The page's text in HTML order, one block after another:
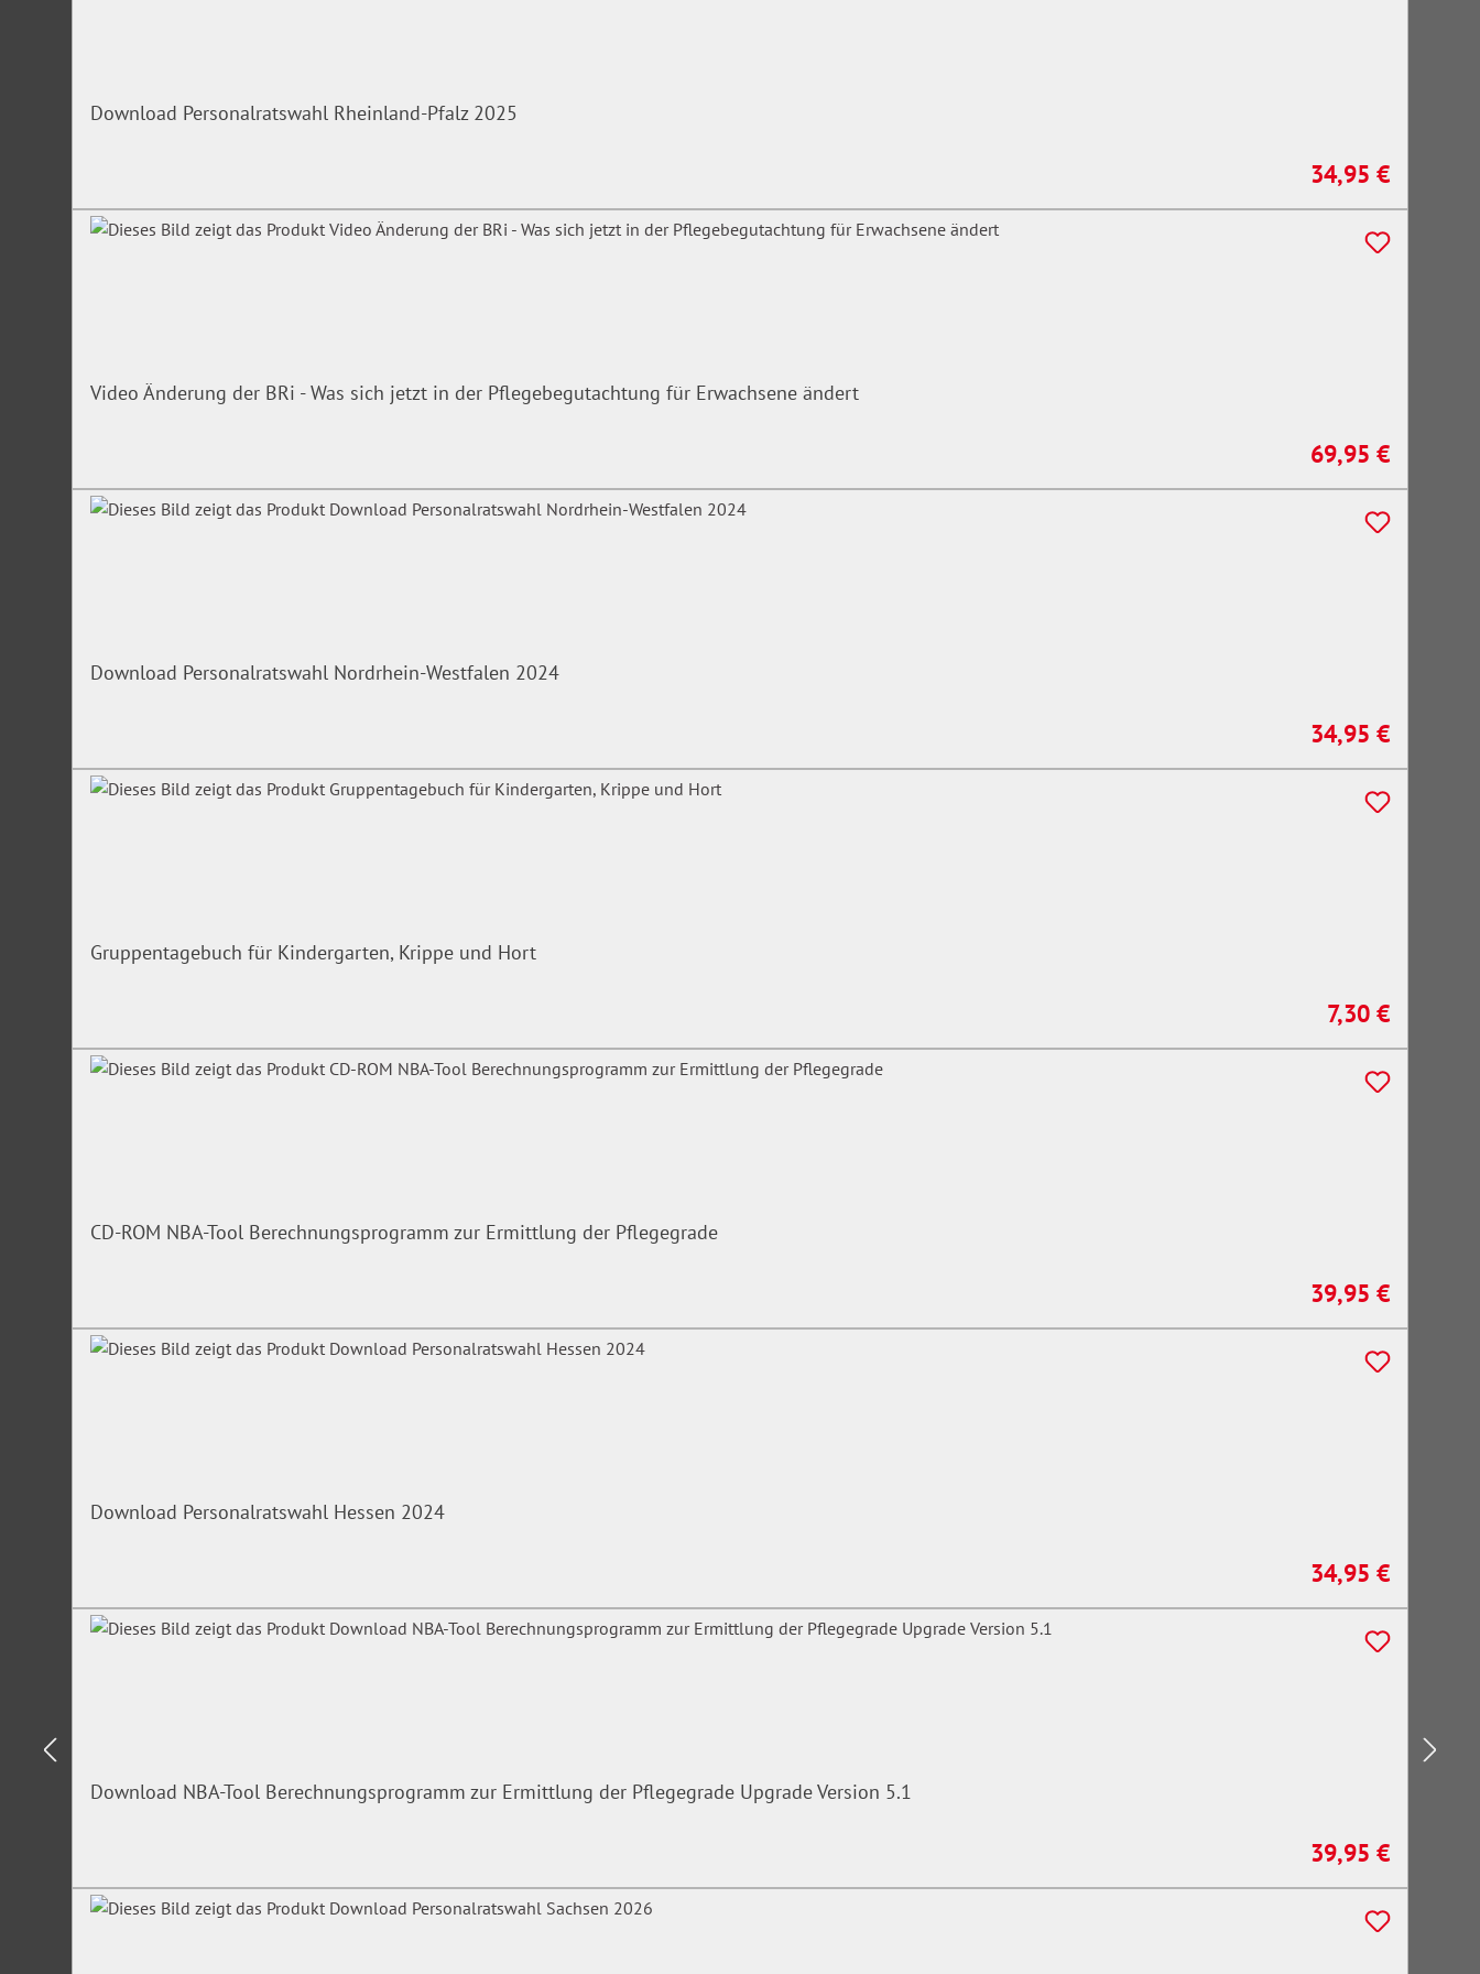
Begrenzte Teilnehmerzahl!
Oberstaatsanwalt Dr. Alexander Retemeyerist nach seinem juristischen Studium und
einer beruflichen Tätigkeit in einer Bank seit 1994 als Staatsanwalt bei der
perfekt zum Einstieg in das Thema bzw. zur Vorbereitung auf das Webinar. Dr. Alexander
Retemeyer erklärt in diesem Video die Grundlagen für ein regelgetreues Verhalten in der
Video Korruptionsprävention in der öffentlichen Verwaltung | WALHALLA Fachverlag
Download Personalratswahl Rheinland-Pfalz 2025
Regulärer Preis:
34,95 €
Video Änderung der BRi - Was sich jetzt in der Pflegebegutachtung für Erwachsene ändert
Regulärer Preis:
69,95 €
Download Personalratswahl Nordrhein-Westfalen 2024
Regulärer Preis:
34,95 €
Gruppentagebuch für Kindergarten, Krippe und Hort
Regulärer Preis:
7,30 €
CD-ROM NBA-Tool Berechnungsprogramm zur Ermittlung der Pflegegrade
Regulärer Preis:
39,95 €
Download Personalratswahl Hessen 2024
Regulärer Preis:
34,95 €
Download NBA-Tool Berechnungsprogramm zur Ermittlung der Pflegegrade Upgrade Version 5.1
Regulärer Preis:
39,95 €